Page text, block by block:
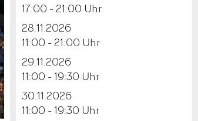
17:00 - 21:00 Uhr
28.11.2026
11:00 - 21:00 Uhr
29.11.2026
11:00 - 19:30 Uhr
30.11.2026
11:00 - 19:30 Uhr